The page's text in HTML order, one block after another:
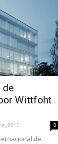
de
Wittfoht
2016 0
de